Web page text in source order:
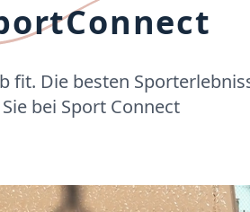
fit. Die besten
Sie bei Sport Connect